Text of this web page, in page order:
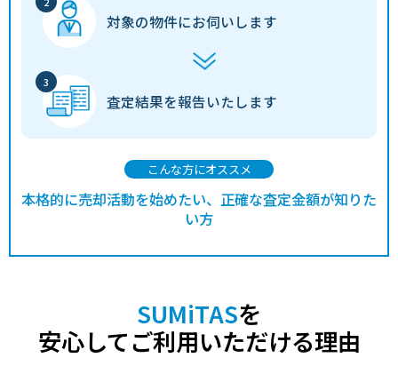
対象の物件にお伺いします
査定結果を報告いたします
こんな方にオススメ
本格的に売却活動を始めたい、正確な査定金額が知りた
い方
SUMiTASを
安心してご利用いただける理由